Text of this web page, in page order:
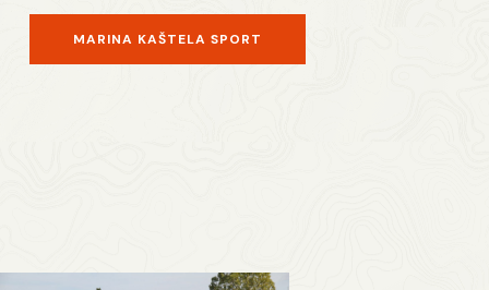
MARINA KAŠTELA SPORT